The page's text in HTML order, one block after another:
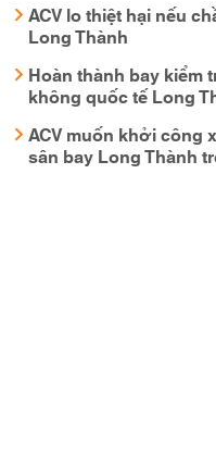
ACV lo thiệt hại nếu
Long Thành
Hoàn thành bay kiểm
không quốc tế Long
ACV muốn khởi công
sân bay Long Thành